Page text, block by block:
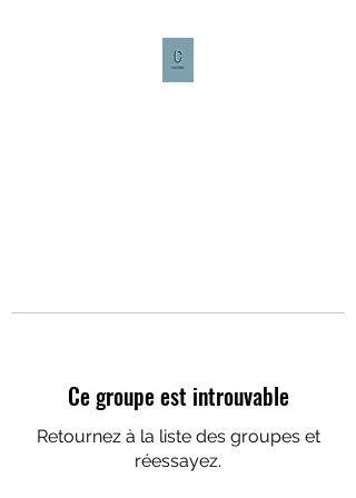
Ce groupe est introuvable
Retournez à la liste des groupes et
réessayez.